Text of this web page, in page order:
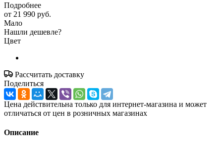
Подробнее
от 21 990 руб.
Мало
Нашли дешевле?
Цвет
Рассчитать доставку
Поделиться
Цена действительна только для интернет-магазина и может
отличаться от цен в розничных магазинах
Описание